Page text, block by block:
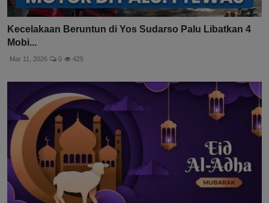
Kecelakaan Beruntun di Yos Sudarso Palu Libatkan 4
Mobi...
Mar 11, 2026 0 425